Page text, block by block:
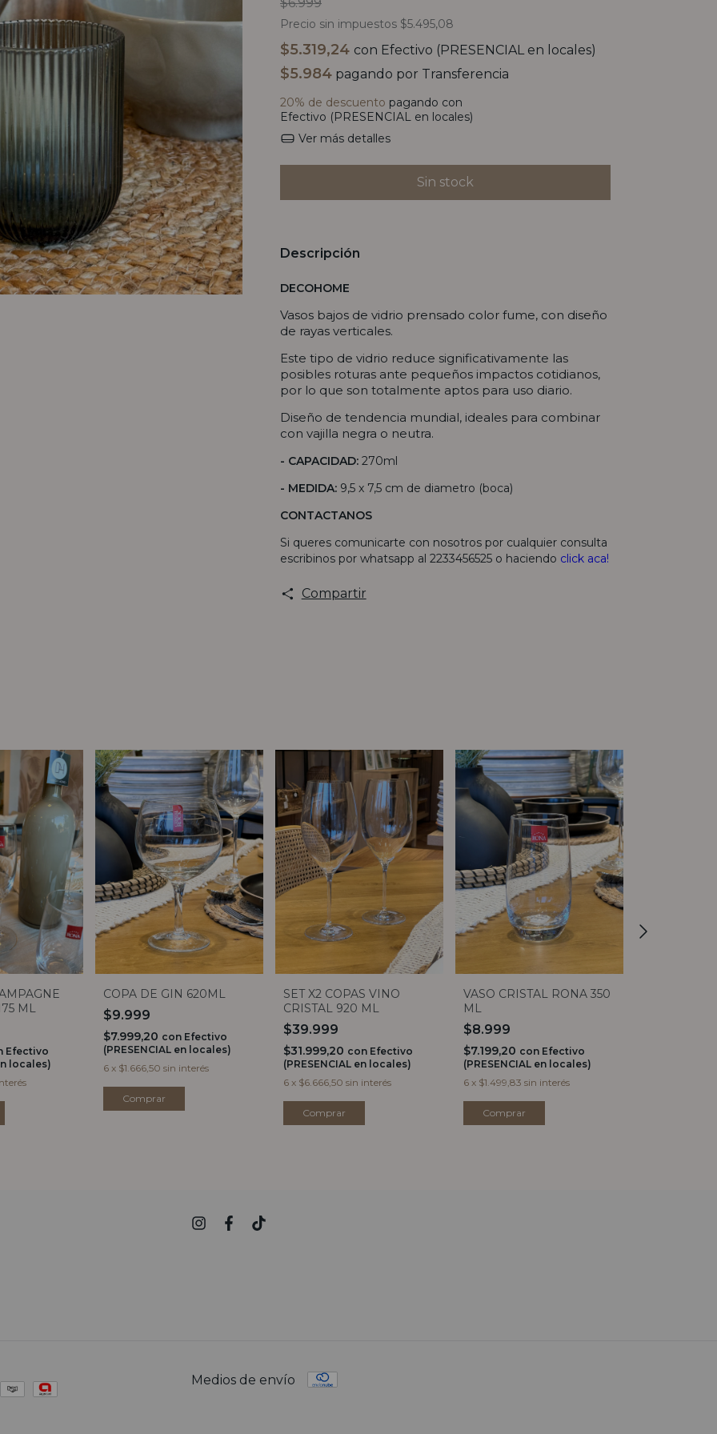
Precio sin impuestos $5.495,08
$5.319,24 con Efectivo (PRESENCIAL en locales)
$5.984 pagando por Transferencia
20% de descuento pagando con
Efectivo (PRESENCIAL en locales)
Ver más detalles
Descripción
DECOHOME
Vasos bajos de vidrio prensado color fume, con diseño
de rayas verticales.
Este tipo de vidrio reduce significativamente las
posibles roturas ante pequeños impactos cotidianos,
por lo que son totalmente aptos para uso diario.
Diseño de tendencia mundial, ideales para combinar
con vajilla negra o neutra.
- CAPACIDAD: 270ml
- MEDIDA: 9,5 x 7,5 cm de diametro (boca)
CONTACTANOS
Si queres comunicarte con nosotros por cualquier consulta
escribinos por whatsapp al 2233456525 o haciendo click aca!
Compartir
ML
Efectivo
locales)
COPA DE GIN 620ML
$9.999
$7.999,20 con Efectivo
(PRESENCIAL en locales)
6 x $1.666,50 sin interés
SET X2 COPAS VINO
CRISTAL 920 ML
$39.999
$31.999,20 con Efectivo
(PRESENCIAL en locales)
6 x $6.666,50 sin interés
VASO CRISTAL RONA 350
ML
$8.999
$7.199,20 con Efectivo
(PRESENCIAL en locales)
6 x $1.499,83 sin interés
Medios de envío